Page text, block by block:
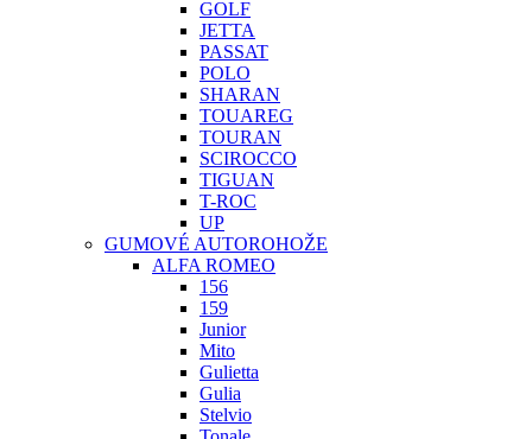
GOLF
JETTA
PASSAT
POLO
SHARAN
TOUAREG
TOURAN
SCIROCCO
TIGUAN
T-ROC
UP
GUMOVÉ AUTOROHOŽE
ALFA ROMEO
156
159
Junior
Mito
Gulietta
Gulia
Stelvio